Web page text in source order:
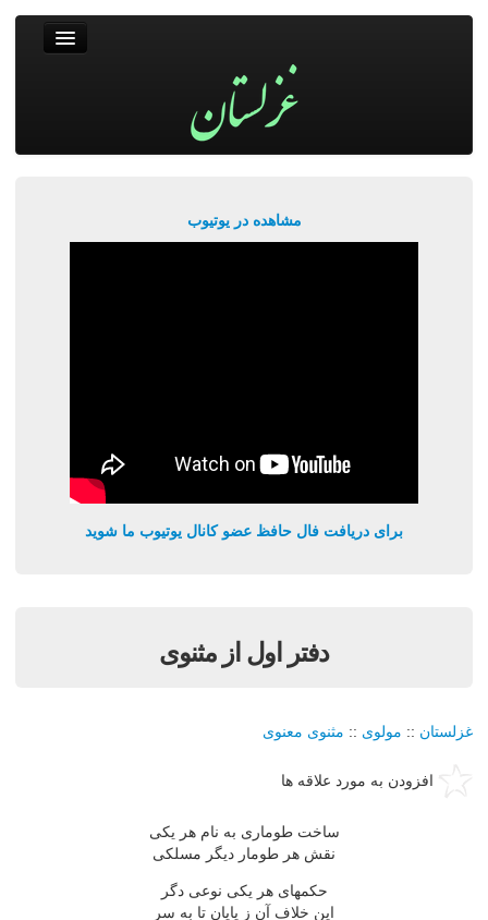
مشاهده در یوتیوب
برای دریافت فال حافظ عضو کانال یوتیوب ما شوید
دفتر اول از مثنوی
غزلستان :: مولوی :: مثنوی معنوی
افزودن به مورد علاقه ها
ساخت طومارى به نام هر يکى
نقش هر طومار ديگر مسلکى
حکمهاى هر يکى نوعى دگر
اين خلاف آن ز پايان تا به سر